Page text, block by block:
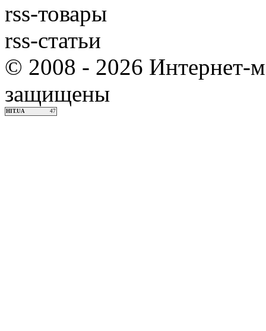
rss-товары
rss-статьи
© 2008 - 2026 Интернет-
защищены
HIT.UA 47